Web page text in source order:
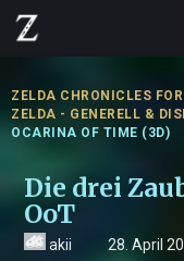
ZELDA CHRONICLES
ZELDA - GENERELL &
OCARINA OF TIME (3D)
Die drei
OoT
akii 28. April